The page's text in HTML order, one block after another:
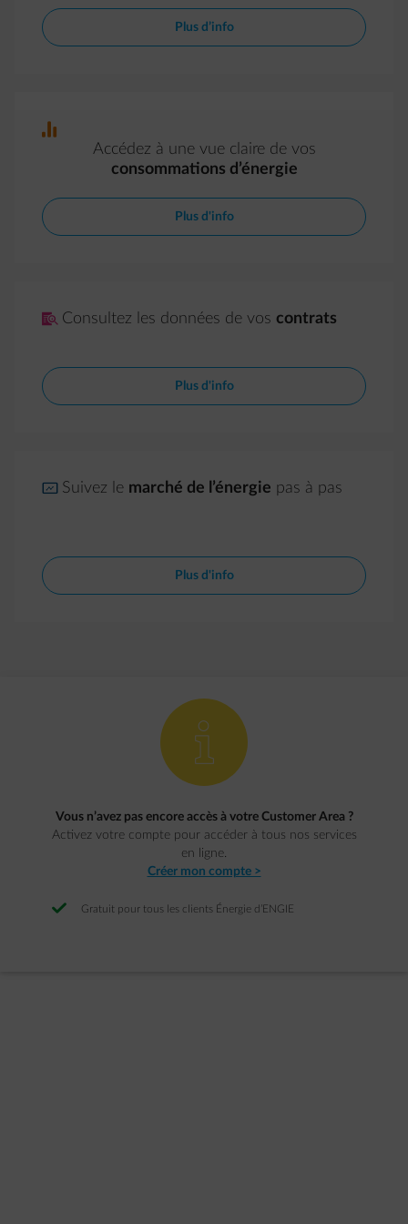
Plus d’info
bar-chart
Accédez à une vue claire de vos
consommations d’énergie
Plus d'info
impulse-contractinspect Consultez les données de vos contrats
Plus d'info
impulse-trend Suivez le marché de l’énergie pas à pas
Plus d'info
element-info
Vous n’avez pas encore accès à votre Customer Area ?
Activez votre compte pour accéder à tous nos services
en ligne.
Créer mon compte >
Gratuit pour tous les clients Énergie d’ENGIE